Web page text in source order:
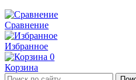
Сравнение
Избранное
0
Корзина